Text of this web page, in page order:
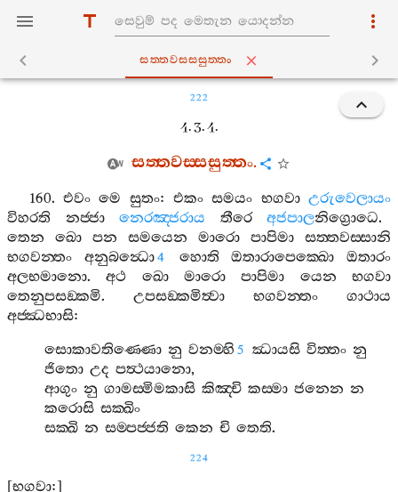
සත‍්තවස‍්සසුත‍්තං
222
4. 3. 4.
සත‍්තවස‍්සසුත‍්තං.
160. එවං මෙ සුතං: එකං සමයං භගවා උරුවෙලායං
විහරති
නජ‍්ජා නෙරඤ‍්ජරාය තීරෙ අජපාලනිග්‍රොධෙ.
තෙන
ඛො පන සමයෙන මාරො පාපිමා
සත‍්තවස‍්සානි
භගවන‍්තං
අනුබන්‍ධො4 හොති ඔතාරාපෙක‍්ඛො
ඔතාරං
අලභමානො.අථ ඛො මාරො පාපිමා යෙන
භගවා
තෙනුපසඞ‍්කමි. උපසඞ‍්කමිත්‍වා භගවන‍්තං
ගාථාය
අජ‍්ඣභාසි:
සොකාවතිණ‍්ණො නු වනම‍්හි 5 ඣායසි විත‍්තං නු
ජිතො උද පත්‍ථයානො,
ආගුං නු ගාමස‍්මිමකාසි කිඤ‍්චි කස‍්මා ජනෙන න
කරොසි සක‍්ඛිං
සක‍්ඛි න සම‍්පජ‍්ජති කෙන චි තෙති.
224
[භගවා:]